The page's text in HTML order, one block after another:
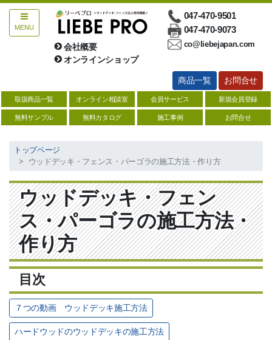
MENU
会社概要
オンラインショップ
047-470-9501
047-470-9073
co@liebejapan.com
商品一覧 お問合せ
取扱商品一覧 オンライン相談室 会員サービス 新規会員登録
無料サンプル 無料カタログ 施工事例 お問合せ
トップページ
ウッドデッキ・フェンス・パーゴラの施工方法・作り方
ウッドデッキ・フェン
ス・パーゴラの施工方法・
作り方
目次
７つの動画 ウッドデッキ施工方法
ハードウッドのウッドデッキの施工方法
お問合せ
ハードウッド【サイズ一覧表】
防腐注入材【サイズ一覧】
ソフトウッド【サイズ一覧】
デッキ関連商品
縁台・デッキキット
塗料・防腐剤・メンテナンス用品
人工芝
防草・除草・防根シート
総合フェンス